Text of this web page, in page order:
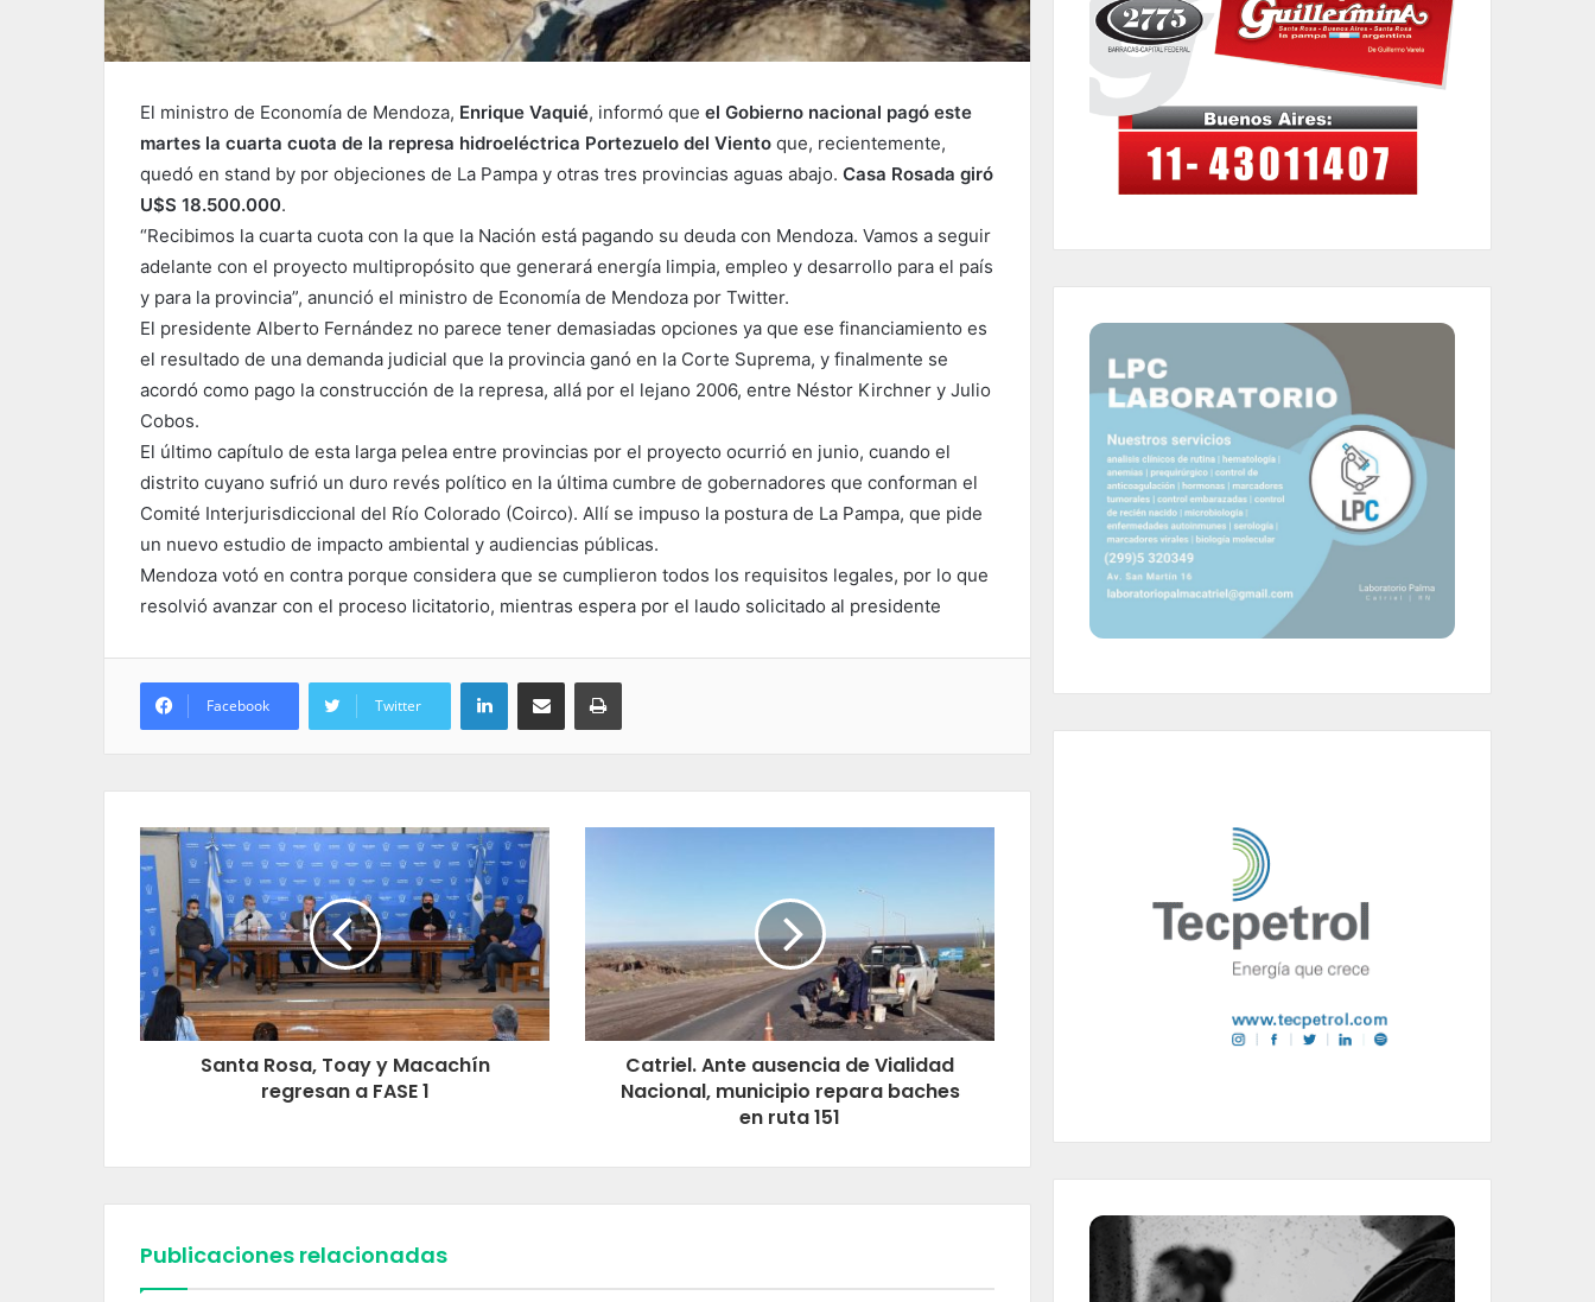
El ministro de Economía de Mendoza, Enrique Vaquié, informó que el Gobierno nacional pagó este
martes la cuarta cuota de la represa hidroeléctrica Portezuelo del Viento que, recientemente,
quedó en stand by por objeciones de La Pampa y otras tres provincias aguas abajo. Casa Rosada giró
U$S 18.500.000.
“Recibimos la cuarta cuota con la que la Nación está pagando su deuda con Mendoza. Vamos a seguir
adelante con el proyecto multipropósito que generará energía limpia, empleo y desarrollo para el país
y para la provincia”, anunció el ministro de Economía de Mendoza por Twitter.
El presidente Alberto Fernández no parece tener demasiadas opciones ya que ese financiamiento es
el resultado de una demanda judicial que la provincia ganó en la Corte Suprema, y finalmente se
acordó como pago la construcción de la represa, allá por el lejano 2006, entre Néstor Kirchner y Julio
Cobos.
El último capítulo de esta larga pelea entre provincias por el proyecto ocurrió en junio, cuando el
distrito cuyano sufrió un duro revés político en la última cumbre de gobernadores que conforman el
Comité Interjurisdiccional del Río Colorado (Coirco). Allí se impuso la postura de La Pampa, que pide
un nuevo estudio de impacto ambiental y audiencias públicas.
Mendoza votó en contra porque considera que se cumplieron todos los requisitos legales, por lo que
resolvió avanzar con el proceso licitatorio, mientras espera por el laudo solicitado al presidente
Facebook Twitter
LinkedInCompartir por correo electrónicoImprimir
Santa Rosa, Toay y Macachín
regresan a FASE 1
Catriel. Ante ausencia de Vialidad
Nacional, municipio repara baches
en ruta 151
Publicaciones relacionadas